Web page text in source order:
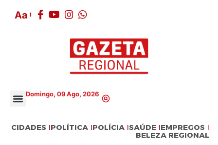
Aa
Domingo, 09 Ago, 2026
CIDADES POLÍTICA POLÍCIA SAÚDE EMPREGOS
BELEZA REGIONAL